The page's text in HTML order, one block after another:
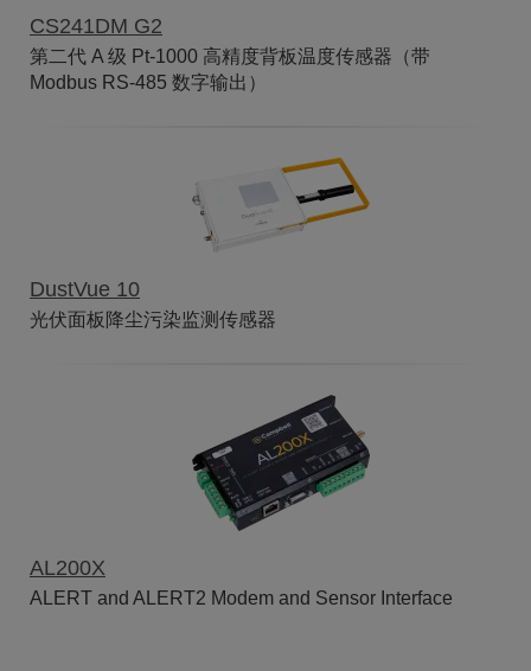
CS241DM G2
第二代 A 级 Pt-1000 高精度背板温度传感器（带
Modbus RS-485 数字输出）
DustVue 10
光伏面板降尘污染监测传感器
AL200X
ALERT and ALERT2 Modem and Sensor Interface